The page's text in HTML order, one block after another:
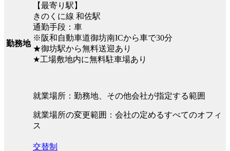
勤務地
【最寄り駅】
きのくに線 和佐駅
通勤手段：車
※阪和自動車道御坊南ICから車で30分
★御坊駅から無料送迎あり
★工場敷地内に無料駐車場あり
就業場所：勤務地、その他会社が指定する範囲
就業場所の変更範囲：会社の定めるすべてのオフィ
ス
交替制